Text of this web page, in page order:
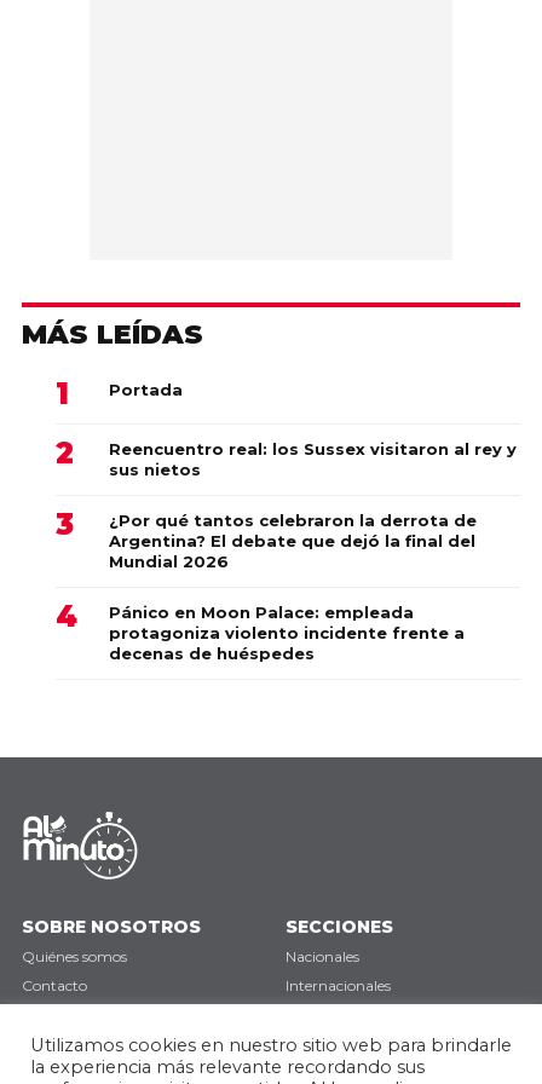
MÁS LEÍDAS
Portada
Reencuentro real: los Sussex visitaron al rey y
sus nietos
¿Por qué tantos celebraron la derrota de
Argentina? El debate que dejó la final del
Mundial 2026
Pánico en Moon Palace: empleada
protagoniza violento incidente frente a
decenas de huéspedes
SOBRE NOSOTROS
Quiénes somos
Contacto
SECCIONES
Nacionales
Internacionales
Opinión
Utilizamos cookies en nuestro sitio web para brindarle
la experiencia más relevante recordando sus